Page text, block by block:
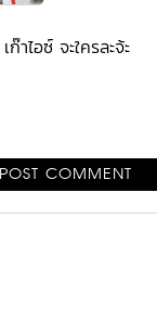
เก๊าไอซ์ จะใครละจ้ะ
POST COMMENT